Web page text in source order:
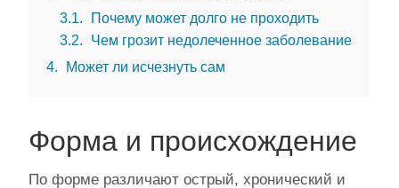
3.1
Почему может долго не проходить
3.2
Чем грозит недолеченное заболевание
4
Может ли исчезнуть сам
Форма и происхождение
По форме различают острый, хронический и